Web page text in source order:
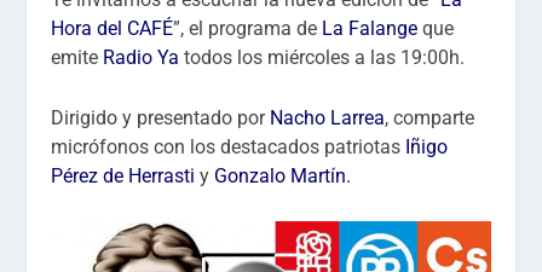
Hora del CAFÉ”, el programa de La Falange que
emite Radio Ya todos los miércoles a las 19:00h.
Dirigido y presentado por Nacho Larrea, comparte
micrófonos con los destacados patriotas Iñigo
Pérez de Herrasti y Gonzalo Martín.